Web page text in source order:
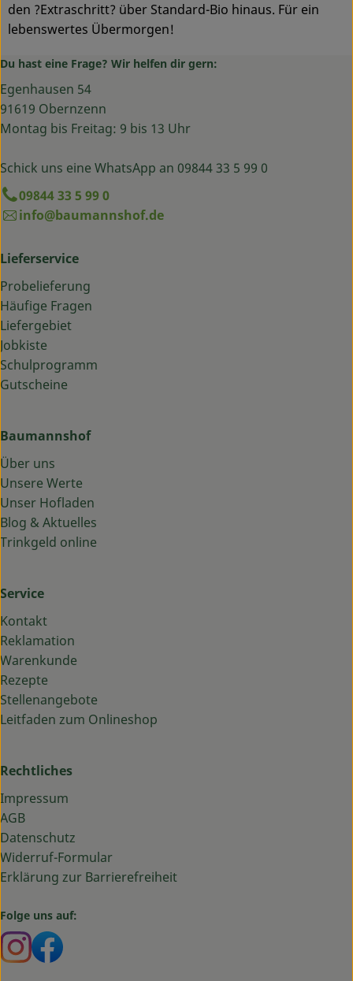
den ?Extraschritt? über Standard-Bio hinaus. Für ein
lebenswertes Übermorgen!
Du hast eine Frage? Wir helfen dir gern:
Egenhausen 54
91619 Obernzenn
Montag bis Freitag: 9 bis 13 Uhr
Schick uns eine WhatsApp an 09844 33 5 99 0
09844 33 5 99 0
info@baumannshof.de
Lieferservice
Probelieferung
Häufige Fragen
Liefergebiet
Jobkiste
Schulprogramm
Gutscheine
Baumannshof
Über uns
Unsere Werte
Unser Hofladen
Blog & Aktuelles
Trinkgeld online
Service
Kontakt
Reklamation
Warenkunde
Rezepte
Stellenangebote
Leitfaden zum Onlineshop
Rechtliches
Impressum
AGB
Datenschutz
Widerruf-Formular
Erklärung zur Barrierefreiheit
Folge uns auf:
Externer Link zu https://www.instagram.com/
Externer Link zu https://www.facebook.com/